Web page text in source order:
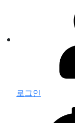
로그인